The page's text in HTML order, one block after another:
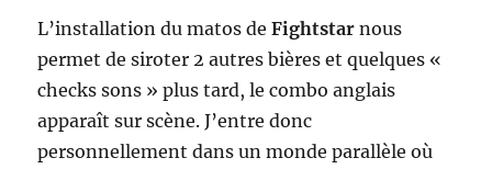
L’installation du matos deFightstar nous
permet de siroter 2 autres bières et quelques «
checks sons » plus tard, le combo anglais
apparaît sur scène. J’entre donc
personnellement dans un monde parallèle où